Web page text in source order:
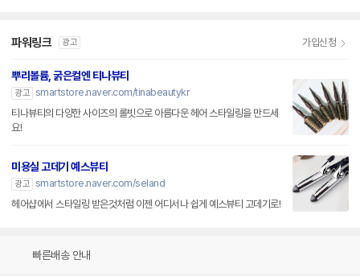
파워링크 광고 가입신청
뿌리볼륨, 굵은컬엔 티나뷰티
광고 smartstore.naver.com/tinabeautykr
티나뷰티의 다양한 사이즈의 롤빗으로 아름다운 헤어 스타일링을 만드세
요!
미용실 고데기 예스뷰티
광고 smartstore.naver.com/seland
헤어샵에서 스타일링 받은것처럼 이젠 어디서나 쉽게 예스뷰티 고데기로!
빠른배송 안내